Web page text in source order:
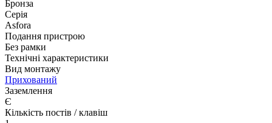
Бронза
Серія
Asfora
Подання пристрою
Без рамки
Технічні характеристики
Вид монтажу
Прихований
Заземлення
Є
Кількість постів / клавіш